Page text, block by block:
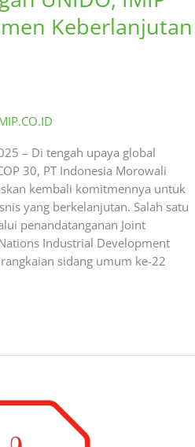
Keberlanjutan
– Di tengah upaya global
30, PT Indonesia Morowali
kembali komitmennya untuk
yang berkelanjutan. Salah satu
penandatanganan Joint
Industrial Development
sidang umum ke-22